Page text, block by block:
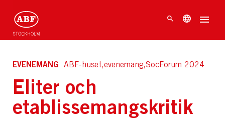
EVENEMANG ABF-huset,evenemang,SocForum 2024
Eliter och
etablissemangskritik